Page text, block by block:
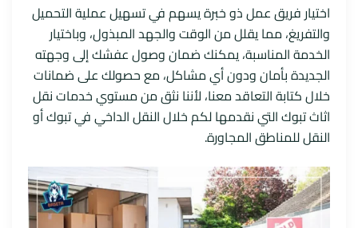
اختيار فريق عمل ذو خبرة يسهم في تسهيل عملية التحميل
والتفريغ، مما يقلل من الوقت والجهد المبذول، وباختيار
الخدمة المناسبة، يمكنك ضمان وصول عفشك إلى وجهته
الجديدة بأمان ودون أي مشاكل، مع حصولك على ضمانات
خلال كتابة التعاقد معنا، لأننا نثق من مستوي خدمات نقل
اثاث تبوك التي نقدمها لكم خلال النقل الداخي في تبوك أو
النقل للمناطق المجاورة.